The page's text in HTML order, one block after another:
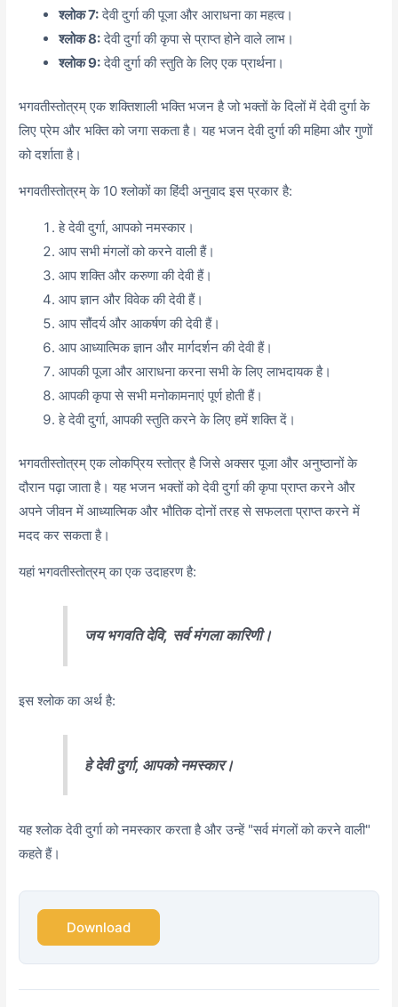
श्लोक 7:देवी दुर्गा की पूजा और आराधना का महत्व।
श्लोक 8:देवी दुर्गा की कृपा से प्राप्त होने वाले लाभ।
श्लोक 9:देवी दुर्गा की स्तुति के लिए एक प्रार्थना।
भगवतीस्तोत्रम् एक शक्तिशाली भक्ति भजन है जो भक्तों के दिलों में देवी दुर्गा के
लिए प्रेम और भक्ति को जगा सकता है। यह भजन देवी दुर्गा की महिमा और गुणों
को दर्शाता है।
भगवतीस्तोत्रम् के 10 श्लोकों का हिंदी अनुवाद इस प्रकार है:
हे देवी दुर्गा, आपको नमस्कार।
आप सभी मंगलों को करने वाली हैं।
आप शक्ति और करुणा की देवी हैं।
आप ज्ञान और विवेक की देवी हैं।
आप सौंदर्य और आकर्षण की देवी हैं।
आप आध्यात्मिक ज्ञान और मार्गदर्शन की देवी हैं।
आपकी पूजा और आराधना करना सभी के लिए लाभदायक है।
आपकी कृपा से सभी मनोकामनाएं पूर्ण होती हैं।
हे देवी दुर्गा, आपकी स्तुति करने के लिए हमें शक्ति दें।
भगवतीस्तोत्रम् एक लोकप्रिय स्तोत्र है जिसे अक्सर पूजा और अनुष्ठानों के
दौरान पढ़ा जाता है। यह भजन भक्तों को देवी दुर्गा की कृपा प्राप्त करने और
अपने जीवन में आध्यात्मिक और भौतिक दोनों तरह से सफलता प्राप्त करने में
मदद कर सकता है।
यहां भगवतीस्तोत्रम् का एक उदाहरण है:
जय भगवति देवि, सर्व मंगला कारिणी।
इस श्लोक का अर्थ है:
हे देवी दुर्गा, आपको नमस्कार।
यह श्लोक देवी दुर्गा को नमस्कार करता है और उन्हें "सर्व मंगलों को करने वाली"
कहते हैं।
Download